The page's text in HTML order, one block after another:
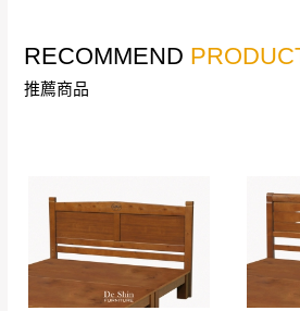
台北市、新北市地區固定每周(
（可於LINE線上詢問 →
@dershin
加收說明
皆由本站負責，所有退回
由於透過電腦螢幕選購商
電腦螢幕的設定色差或解
際商品的顏色、質感稍有
退換貨，需自付來回運費
RECOMMEND
推薦商品